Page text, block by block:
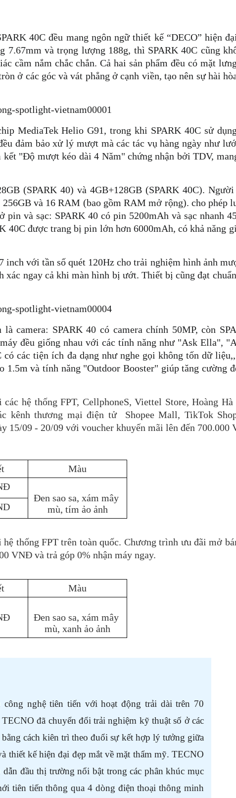
40C đều mang ngôn ngữ thiết kế “DECO” hiện
7.67mm và trọng lượng 188g, thì SPARK 40C cũng
cầm nắm chắc chắn. Cả hai sản phẩm đều có mặt
ở các góc và vát phẳng ở cạnh viền, tạo nên sự hài
MediaTek Helio G91, trong khi SPARK 40C sử
đảm bảo xử lý mượt mà các tác vụ hàng ngày như
"Độ mượt kéo dài 4 Năm" chứng nhận bởi TDV,
(SPARK 40) và 4GB+128GB (SPARK 40C). Người
và 16 RAM (bao gồm RAM mở rộng). cho phép
và sạc: SPARK 40 có pin 5200mAh và sạc nhanh
40C được trang bị pin lớn hơn 6000mAh, có khả năng
inch với tần số quét 120Hz cho trải nghiệm hình ảnh
xác ngay cả khi màn hình bị ướt. Thiết bị cũng đạt
camera: SPARK 40 có camera chính 50MP, còn
đều giống nhau với các tính năng như "Ask Ella",
các tiện ích đa dạng như nghe gọi không tốn dữ
1.5m và tính năng "Outdoor Booster" giúp tăng cường
hệ thống FPT, CellphoneS, Viettel Store, Hoàng
kênh thương mại điện tử  Shopee Mall, TikTok
15/09 - 20/09 với voucher khuyến mãi lên đến 700.000
Màu
Đen sao sa, xám mây
mù, tím ảo ảnh
thống FPT trên toàn quốc. Chương trình ưu đãi mở
VNĐ và trả góp 0% nhận máy ngay.
Màu
Đen sao sa, xám mây
mù, xanh ảo ảnh
nghệ tiên tiến với hoạt động trải dài trên 70
đã chuyển đổi trải nghiệm kỹ thuật số ở các
cách kiên trì theo đuổi sự kết hợp lý tưởng giữa
thiết kế hiện đại đẹp mắt về mặt thẩm mỹ. TECNO
dẫn đầu thị trường nổi bật trong các phân khúc mục
tiên tiến thông qua 4 dòng điện thoại thông minh